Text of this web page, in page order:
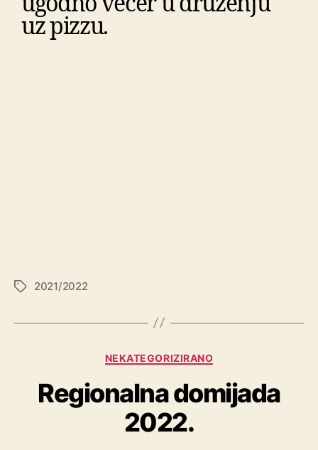
uz pizzu.
2021/2022
NEKATEGORIZIRANO
Regionalna domijada
2022.